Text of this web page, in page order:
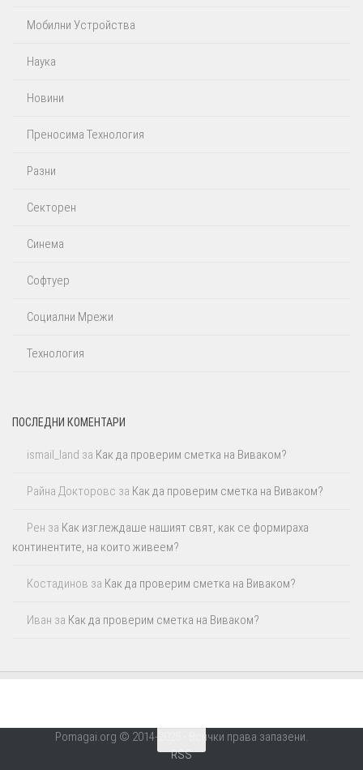
Мобилни Устройства
Наука
Новини
Преносима Технология
Разни
Секторен
Синема
Софтуер
Социални Мрежи
Технология
ПОСЛЕДНИ КОМЕНТАРИ
ismail_land за Как да проверим сметка на Виваком?
Райна Докторовс за Как да проверим сметка на Виваком?
Рен за Как изглеждаше нашият свят, как се формираха
континентите, на които живеем?
Костадинов за Как да проверим сметка на Виваком?
Иван за Как да проверим сметка на Виваком?
Pomagai.org © 2014-2025 - Всички права запазени.
RSS